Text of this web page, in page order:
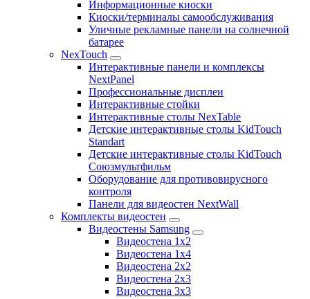
Информационные киоски
Киоски/терминалы самообслуживания
Уличные рекламные панели на солнечной
батарее
NexTouch
Интерактивные панели и комплексы
NextPanel
Профессиональные дисплеи
Интерактивные стойки
Интерактивные столы NexTable
Детские интерактивные столы KidTouch
Standart
Детские интерактивные столы KidTouch
Союзмультфильм
Оборудование для противовирусного
контроля
Панели для видеостен NextWall
Комплекты видеостен
Видеостены Samsung
Видеостена 1x2
Видеостена 1x4
Видеостена 2x2
Видеостена 2х3
Видеостена 3x3